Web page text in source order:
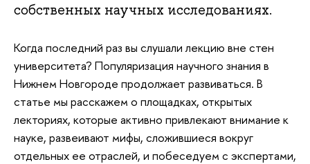
собственных научных исследованиях.
Когда последний раз вы слушали лекцию вне стен
университета? Популяризация научного знания в
Нижнем Новгороде продолжает развиваться. В
статье мы расскажем о площадках, открытых
лекториях, которые активно привлекают внимание к
науке, развеивают мифы, сложившиеся вокруг
отдельных ее отраслей, и побеседуем с экспертами,